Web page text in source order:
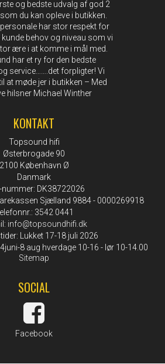
og bedste udvalg af god 2
du kan opleve i butikken.
har stor respekt for
kunde behov og niveau som vi
ære i at komme i mål med.
har et ry for den bedste
service…….det forpligter! Vi
at møde jer i butikken – Med
hilsner Michael Winther
KONTAKT
Topsound hifi
Østerbrogade 90
2100 København Ø
Danmark
nummer: DK38722026
Sjælland 9884 - 0000269918
3542 0441
: info@topsoundhifi.dk
Lukket 17-18 juli 2026
8 aug hverdage 10-16 - lør 10-14.00
Sitemap
SOCIAL
Facebook